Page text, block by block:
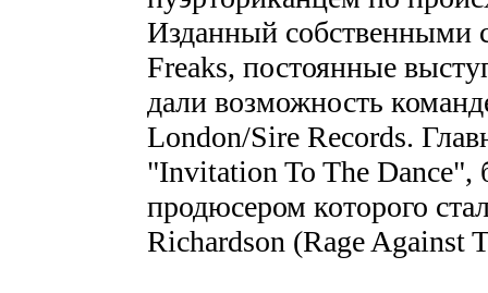
Изданный собственными
Freaks, постоянные
дали возможность
London/Sire Records.
"Invitation To The Dance",
продюсером которого
Richardson (Rage Against